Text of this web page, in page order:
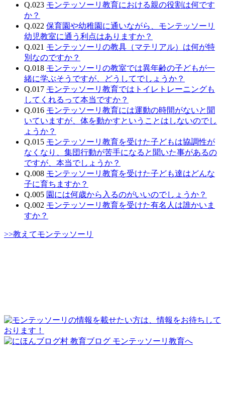
Q.023 モンテッソーリ教育における親の役割は何です
か？
Q.022 保育園や幼稚園に通いながら、モンテッソーリ
幼児教室に通う利点はありますか？
Q.021 モンテッソーリの教具（マテリアル）は何が特
別なのですか？
Q.018 モンテッソーリの教室では異年齢の子どもが一
緒に学ぶそうですが、どうしてでしょうか？
Q.017 モンテッソーリ教育ではトイレトレーニングも
してくれるって本当ですか？
Q.016 モンテッソーリ教育には運動の時間がないと聞
いていますが、体を動かすということはしないのでし
ょうか？
Q.015 モンテッソーリ教育を受けた子どもは協調性が
なくなり、集団行動が苦手になると聞いた事があるの
ですが、本当でしょうか？
Q.008 モンテッソーリ教育を受けた子ども達はどんな
子に育ちますか？
Q.005 園には何歳から入るのがいいのでしょうか？
Q.002 モンテッソーリ教育を受けた有名人は誰かいま
すか？
>>教えてモンテッソーリ